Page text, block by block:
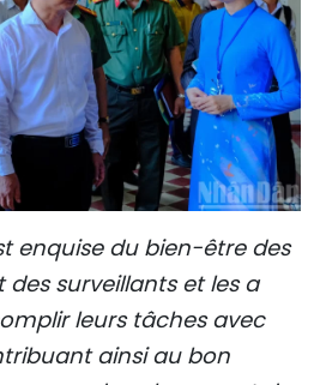
enquise du bien-être des
surveillants et les a
leurs tâches avec
ainsi au bon